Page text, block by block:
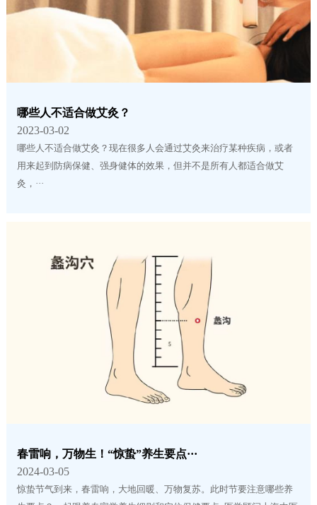
哪些人不适合做艾灸？
2023-03-02
哪些人不适合做艾灸？现在很多人会通过艾灸来治疗某种疾病，或者
用来起到防病保健、强身健体的效果，但并不是所有人都适合做艾
灸，···
春雷响，万物生！“惊蛰”养生要点···
2024-03-05
惊蛰节气到来，春雷响，大地回暖、万物复苏。此时节要注意哪些养